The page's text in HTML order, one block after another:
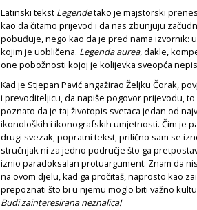
Latinski tekst Legendetako je majstorski
kao da čitamo prijevod i da nas zbunjuju
pobuđuje, nego kao da je pred nama izvornik:
kojim je uobličena. Legenda aurea, dakle,
one pobožnosti kojoj je kolijevka sveopća
Kad je Stjepan Pavić angažirao Željku Čorak,
i prevoditeljicu, da napiše pogovor prijevodu,
poznato da je taj životopis svetaca jedan od
ikonoloških i ikonografskih umjetnosti. Čim je
drugi svezak, popratni tekst, prilično sam se
stručnjak ni za jedno područje što ga
iznio paradoksalan protuargument: Znam da
na ovom djelu, kad ga pročitaš, naprosto kao
prepoznati što bi u njemu moglo biti važno
Budi zainteresirana neznalica!